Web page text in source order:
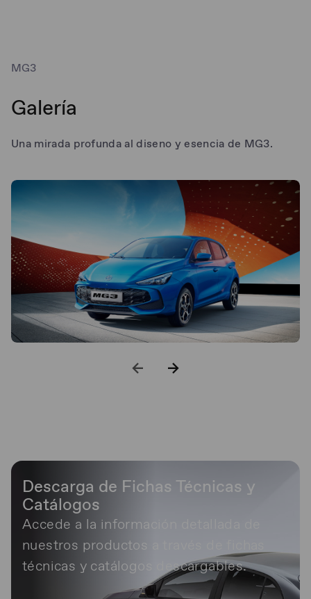
MG3
Galería
Una mirada profunda al diseno y esencia de MG3.
Descarga de Fichas Técnicas y
Catálogos
Accede a la información detallada de
nuestros productos a través de fichas
técnicas y catálogos descargables.